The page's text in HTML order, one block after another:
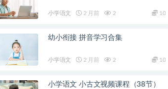
小学语文 2 月前 2 10
幼小衔接 拼音学习合集
小学语文 2 月前 2 10
小学语文 小古文视频课程（38节）